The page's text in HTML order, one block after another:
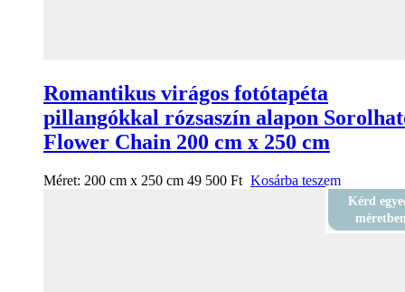
Romantikus virágos fotótapéta
pillangókkal rózsaszín alapon
Flower Chain 200 cm x 250 cm
Méret: 200 cm x 250 cm 49 500 Ft Kosárba teszem
Kérd